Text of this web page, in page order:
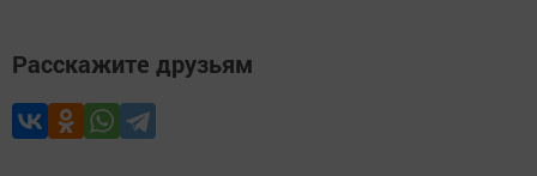
Расскажите друзьям